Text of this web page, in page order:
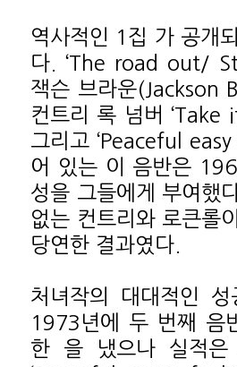
역사적인 1집 가 공개
다. ‘The road out/
잭슨 브라운(Jackson
컨트리 록 넘버
그리고 ‘Peaceful
어 있는 이 음반은
성을 그들에게 부여했
없는 컨트리와 로큰롤
당연한 결과였다.
처녀작의 대대적인
1973년에 두 번째 음
한 을 냈으나 실적